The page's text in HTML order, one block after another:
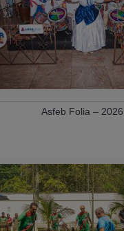
Asfeb Folia – 2026